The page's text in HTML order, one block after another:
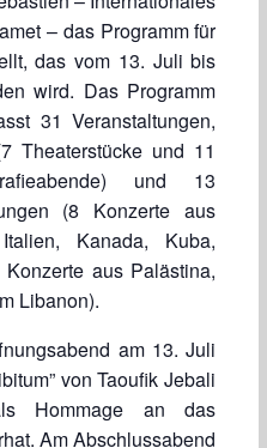
– das Programm für
das vom 13. Juli bis
wird. Das Programm
31 Veranstaltungen,
Theaterstücke und 11
und 13
(8 Konzerte aus
Kanada, Kuba,
aus Palästina,
Libanon).
am 13. Juli
von Taoufik Jebali
Hommage an das
Am Abschlussabend